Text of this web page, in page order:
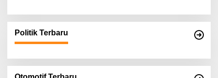
Politik Terbaru